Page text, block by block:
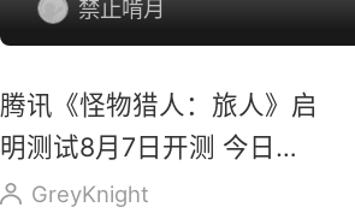
禁止啃月
腾讯《怪物猎人：旅人》启
明测试8月7日开测 今日开
启预载
GreyKnight